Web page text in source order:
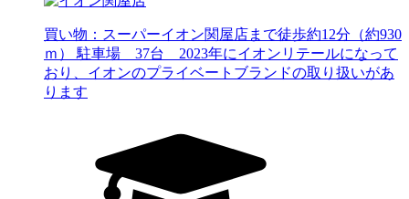
買い物：スーパーイオン関屋店まで徒歩約12分（約930
ｍ） 駐車場 37台 2023年にイオンリテールになって
おり、イオンのプライベートブランドの取り扱いがあ
ります